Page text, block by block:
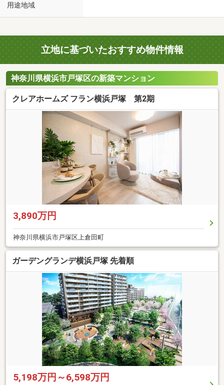
用途地域
立地に基づいたおすすめ物件情報
神奈川県横浜市戸塚区の新築マンション
クレアホームズ フラン横浜戸塚 第2期
3,890万円
神奈川県横浜市戸塚区上倉田町
ガーデングランデ横浜戸塚 先着順
5,198万円～6,598万円